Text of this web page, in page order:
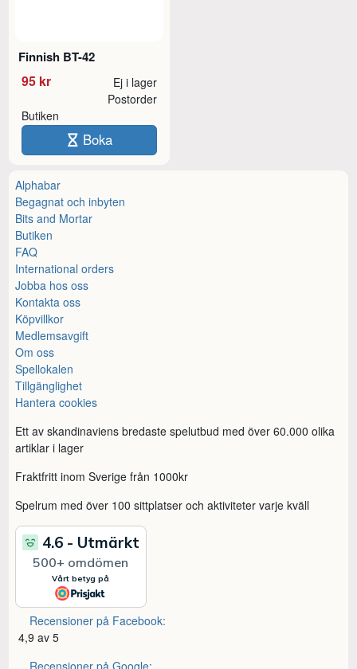
Finnish BT-42
95 kr Ej i lager
Butiken
Postorder
Boka
Alphabar
Begagnat och inbyten
Bits and Mortar
Butiken
FAQ
International orders
Jobba hos oss
Kontakta oss
Köpvillkor
Medlemsavgift
Om oss
Spellokalen
Tillgänglighet
Hantera cookies
Ett av skandinaviens bredaste spelutbud med över 60.000 olika
artiklar i lager
Fraktfritt inom Sverige från 1000kr
Spelrum med över 100 sittplatser och aktiviteter varje kväll
Recensioner på Facebook:
4,9 av 5